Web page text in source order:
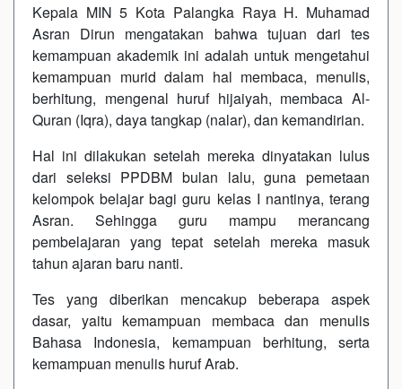
Kepala MIN 5 Kota Palangka Raya H. Muhamad
Asran Dirun mengatakan bahwa tujuan dari tes
kemampuan akademik ini adalah untuk mengetahui
kemampuan murid dalam hal membaca, menulis,
berhitung, mengenal huruf hijaiyah, membaca Al-
Quran (Iqra), daya tangkap (nalar), dan kemandirian.
Hal ini dilakukan setelah mereka dinyatakan lulus
dari seleksi PPDBM bulan lalu, guna pemetaan
kelompok belajar bagi guru kelas I nantinya, terang
Asran. Sehingga guru mampu merancang
pembelajaran yang tepat setelah mereka masuk
tahun ajaran baru nanti.
Tes yang diberikan mencakup beberapa aspek
dasar, yaitu kemampuan membaca dan menulis
Bahasa Indonesia, kemampuan berhitung, serta
kemampuan menulis huruf Arab.